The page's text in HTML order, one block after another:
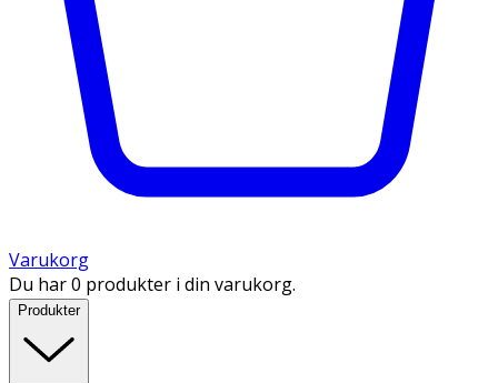
Varukorg
Du har 0 produkter i din varukorg.
Produkter